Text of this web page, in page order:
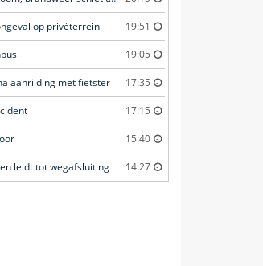
op privéterrein 19:51
19:05
aanrijding met fietster 17:35
17:15
15:40
leidt tot wegafsluiting 14:27